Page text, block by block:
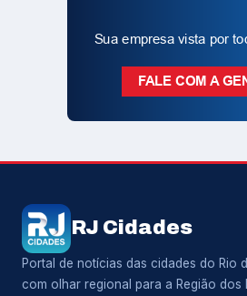
RJ Cidades
Portal de notícias das cidades do Rio
com olhar regional para a Região dos